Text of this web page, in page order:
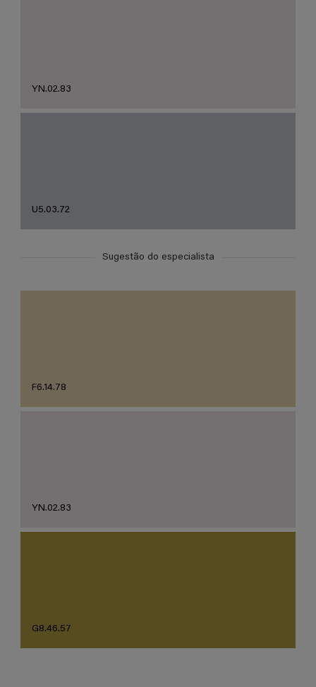
YN.02.83
U5.03.72
Sugestão do especialista
F6.14.78
YN.02.83
G8.46.57